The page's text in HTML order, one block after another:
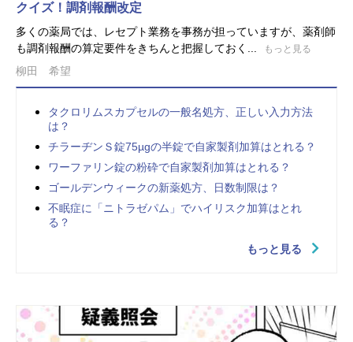
クイズ！調剤報酬改定
多くの薬局では、レセプト業務を事務が担っていますが、薬剤師
も調剤報酬の算定要件をきちんと把握しておく...
もっと見る
柳田 希望
タクロリムスカプセルの一般名処方、正しい入力方法
は？
チラーヂンＳ錠75µgの半錠で自家製剤加算はとれる？
ワーファリン錠の粉砕で自家製剤加算はとれる？
ゴールデンウィークの新薬処方、日数制限は？
不眠症に「ニトラゼパム」でハイリスク加算はとれ
る？
もっと見る